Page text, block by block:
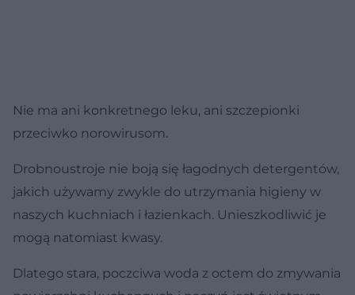
Nie ma ani konkretnego leku, ani szczepionki
przeciwko norowirusom.
Drobnoustroje nie boją się łagodnych detergentów,
jakich używamy zwykle do utrzymania higieny w
naszych kuchniach i łazienkach. Unieszkodliwić je
mogą natomiast kwasy.
Dlatego stara, poczciwa woda z octem do zmywania